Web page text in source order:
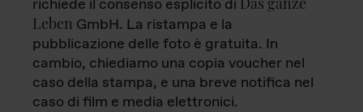
richiede il consenso esplicito di
Leben GmbH. La ristampa e la
pubblicazione delle foto è gratuita. In
cambio, chiediamo una copia voucher nel
caso della stampa, e una breve notifica nel
caso di film e media elettronici.